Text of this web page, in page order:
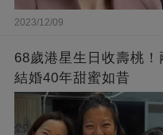
2023/12/09
68歲港星生日收壽桃
結婚40年甜蜜如昔